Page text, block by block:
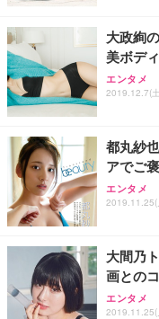
大政絢
美ボデ
エンタメ
2019.12.7(
都丸紗
アでご
エンタメ
2019.11.25(
大間乃
画との
エンタメ